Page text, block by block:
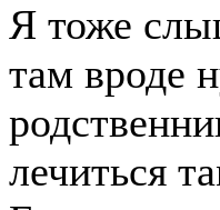
Я тоже
там вроде
лечиться